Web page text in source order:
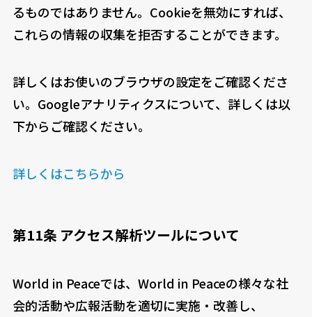
るものではありません。Cookieを無効にすれば、
これらの情報の収集を拒否することができます。
詳しくはお使いのブラウザの設定をご確認くださ
い。Googleアナリティクスについて、詳しくは以
下からご確認ください。
詳しくはこちらから
第11条 アクセス解析ツールについて
World in Peaceでは、World in Peaceの様々な社
会的活動や広報活動を適切に実施・改善し、